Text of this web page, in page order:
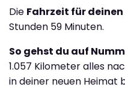
Die Fahrzeit für
Stunden 59 Minuten.
So gehst du auf
1.057 Kilometer alles
in deiner neuen Heimat